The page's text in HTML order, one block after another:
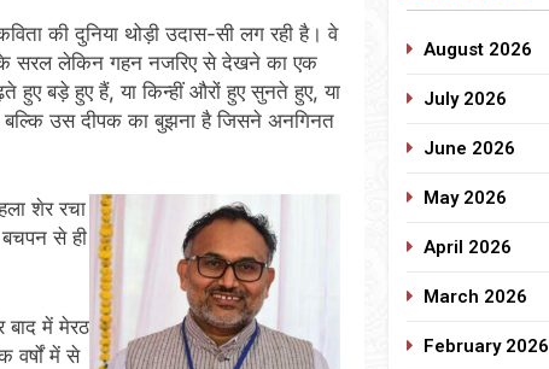
की दुनिया थोड़ी उदास-सी लग रही है। वे
के सरल लेकिन गहन नजरिए से देखने का एक
हुए बड़े हुए हैं, या किन्हीं औरों हुए सुनते हुए, या
उस दीपक का बुझना है जिसने अनगिनत
शेर रचा
से ही
बाद में मेरठ
वर्षों में से
August 2026
July 2026
June 2026
May 2026
April 2026
March 2026
February 2026